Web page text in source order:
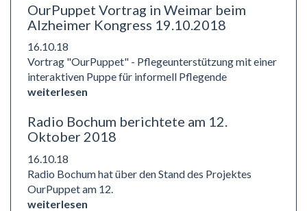
OurPuppet Vortrag in Weimar beim
Alzheimer Kongress 19.10.2018
16.10.18
Vortrag "OurPuppet" - Pflegeunterstützung mit einer
interaktiven Puppe für informell Pflegende
weiterlesen
Radio Bochum berichtete am 12.
Oktober 2018
16.10.18
Radio Bochum hat über den Stand des Projektes
OurPuppet am 12.
weiterlesen